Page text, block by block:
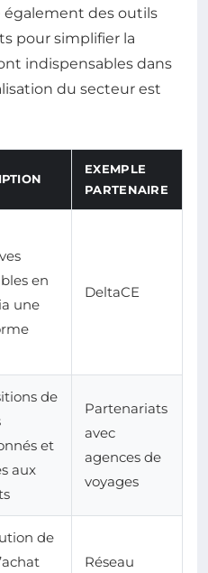
également des outils
pour simplifier la
indispensables dans
du secteur est
EXEMPLE
PARTENAIRE
en
une
DeltaCE
de
et
aux
Partenariats
avec
agences de
voyages
de
Réseau